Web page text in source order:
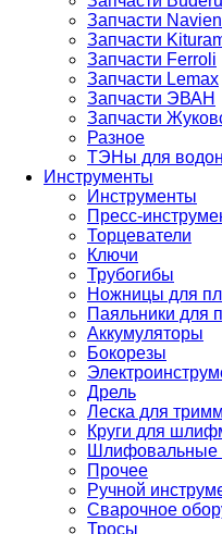
Запчасти Navien
Запчасти
Запчасти Ferroli
Запчасти Lemax
Запчасти ЭВАН
Запчасти
Разное
ТЭНы для
Инструменты
Инструменты
Пресс-
Торцеватели
Ключи
Трубогибы
Ножницы для
Паяльники для
Аккумуляторы
Бокорезы
Дрель
Леска для
Круги для
Прочее
Ручной
Сварочное
Тросы